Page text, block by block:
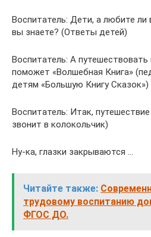
Воспитатель: Дети, а любите ли
вы знаете? (Ответы детей)
Воспитатель: А
поможет «Волшебная Книга»
детям «Большую Книгу Сказок»)
Воспитатель: Итак,
звонит в колокольчик)
Ну-ка, глазки закрываются …
Читайте также:
трудовому воспитанию
ФГОС ДО.